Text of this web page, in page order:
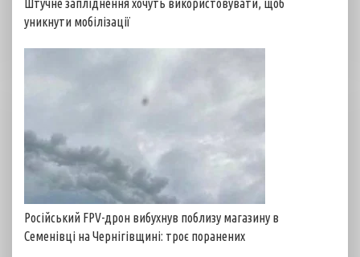
уникнути мобілізації
Російський FPV-дрон вибухнув поблизу магазину в
Семенівці на Чернігівщині: троє поранених